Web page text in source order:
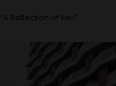
“A Reflection of You”